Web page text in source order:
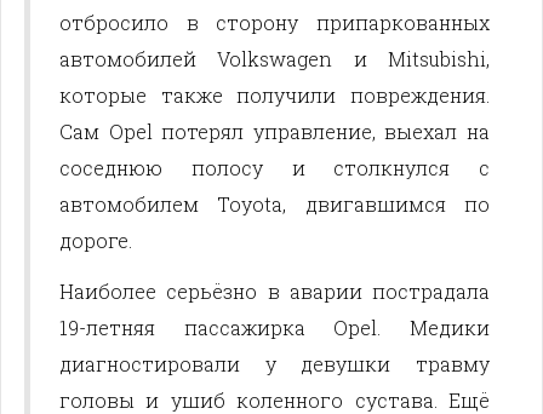
отбросило в сторону припаркованных
автомобилей Volkswagen и Mitsubishi,
которые также получили повреждения.
Сам Opel потерял управление, выехал на
соседнюю полосу и столкнулся с
автомобилем Toyota, двигавшимся по
дороге.
Наиболее серьёзно в аварии пострадала
19-летняя пассажирка Opel. Медики
диагностировали у девушки травму
головы и ушиб коленного сустава. Ещё